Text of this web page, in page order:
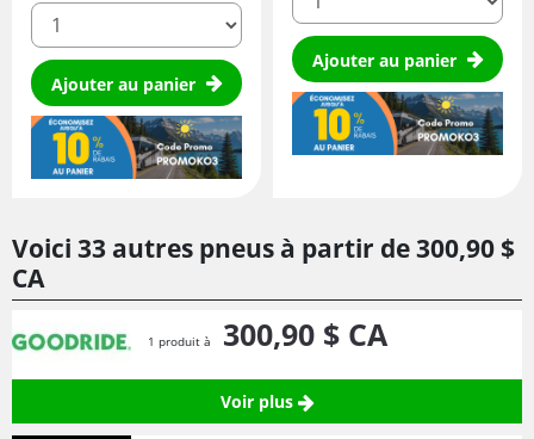
quantité
Ajouter au panier
Ajouter au panier
Voici 33 autres pneus à partir de300,90 $
CA
1 produit à 300,90 $ CA
Voir plus